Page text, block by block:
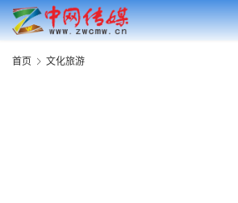
首页 文化旅游